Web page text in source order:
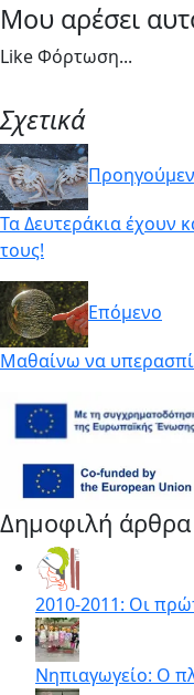
Μου αρέσει
LikeΦόρτωση...
Σχετικά
Τα Δευτεράκια έχουν
τους!
Επόμενο
Μαθαίνω να
Δημοφιλή άρθρα
2010-2011: Οι
Νηπιαγωγείο: Ο